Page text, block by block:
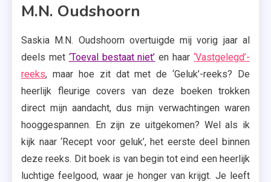
M.N. Oudshoorn
Saskia M.N. Oudshoorn overtuigde mij vorig jaar al
deels met ‘Toeval bestaat niet’ en haar‘Vastgelegd’-
reeks, maar hoe zit dat met de ‘Geluk’-reeks? De
heerlijk fleurige covers van deze boeken trokken
direct mijn aandacht, dus mijn verwachtingen waren
hooggespannen. En zijn ze uitgekomen? Wel als ik
kijk naar ‘Recept voor geluk’, het eerste deel binnen
deze reeks. Dit boek is van begin tot eind een heerlijk
luchtige feelgood, waar je honger van krijgt. Je leeft